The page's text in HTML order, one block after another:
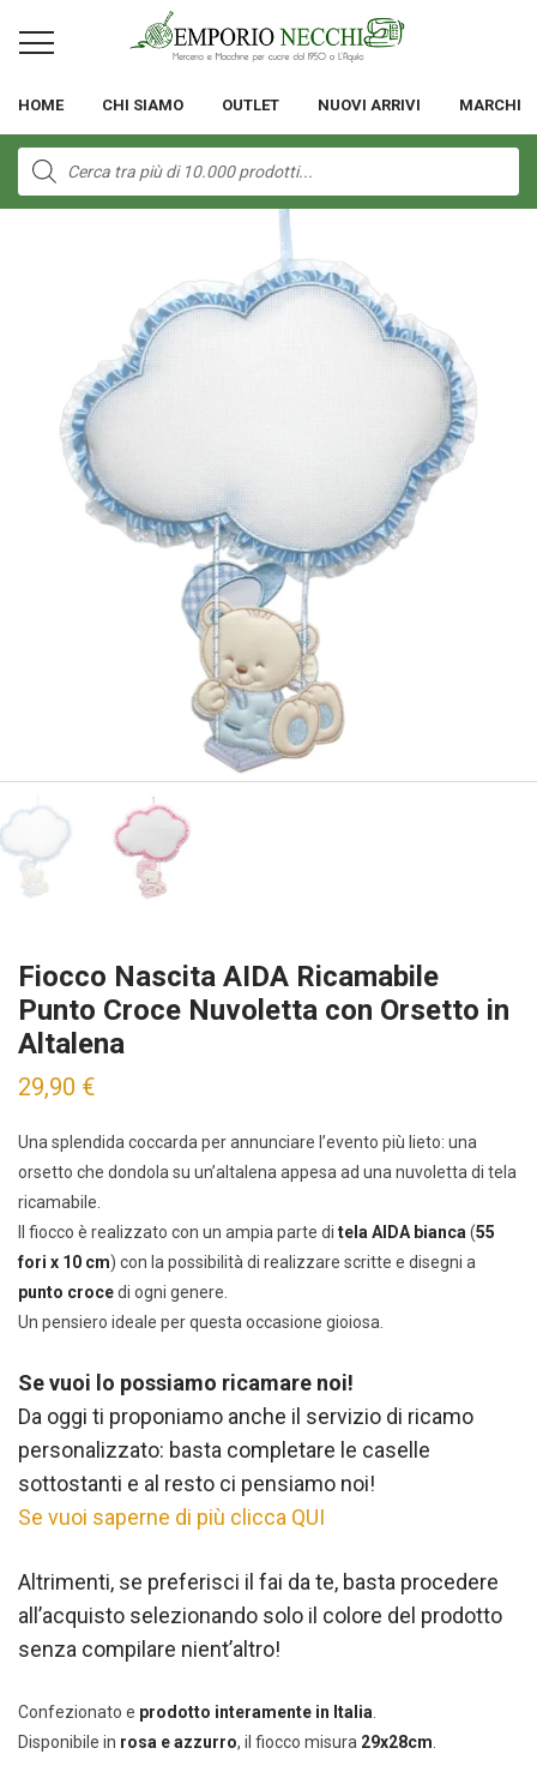
HOME CHI SIAMO OUTLET NUOVI ARRIVI MARCHI
Products
search
Fiocco Nascita AIDA Ricamabile
Punto Croce Nuvoletta con Orsetto in
Altalena
29,90 €
Una splendida coccarda per annunciare l’evento più lieto: una
orsetto che dondola su un’altalena appesa ad una nuvoletta di tela
ricamabile.
Il fiocco è realizzato con un ampia parte di tela AIDA bianca (55
fori x 10 cm) con la possibilità di realizzare scritte e disegni a
punto crocedi ogni genere.
Un pensiero ideale per questa occasione gioiosa.
Se vuoi lo possiamo ricamare noi!
Da oggi ti proponiamo anche il servizio di ricamo
personalizzato: basta completare le caselle
sottostanti e al resto ci pensiamo noi!
Se vuoi saperne di più clicca QUI
Altrimenti, se preferisci il fai da te, basta procedere
all’acquisto selezionando solo il colore del prodotto
senza compilare nient’altro!
Confezionato e prodotto interamente in Italia
Disponibile in rosa e azzurro, il fiocco misura 29x28cm